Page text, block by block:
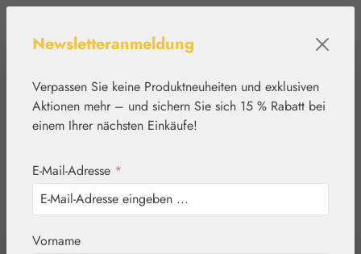
Werkzeugleiste anzeigen
Newsletteranmeldung
Verpassen Sie keine Produktneuheiten und exklusiven
Aktionen mehr – und sichern Sie sich 15 % Rabatt bei
einem Ihrer nächsten Einkäufe!
E-Mail-Adresse *
Vorname